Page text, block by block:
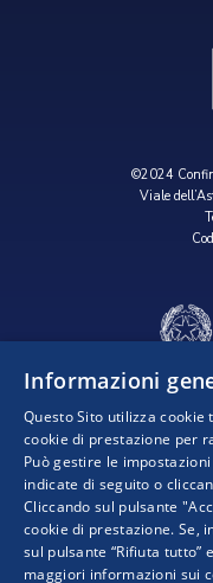
©2024
Viale
Informazioni
Questo Sito utilizza cookie
cookie di prestazione per
Può gestire le
indicate di seguito o
Cliccando sul pulsante
cookie di prestazione. Se,
sul pulsante “Rifiuta tutto”
maggiori informazioni sui